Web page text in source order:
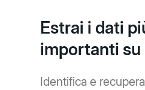
Estrai i dati
importanti su
Identifica e